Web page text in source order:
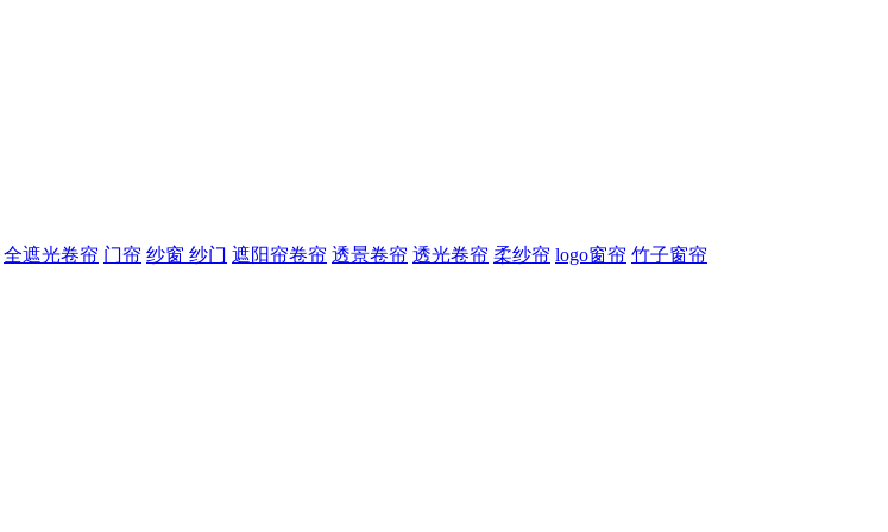
全遮光卷帘 门帘 纱窗 纱门 遮阳帘卷帘 透景卷帘 透光卷帘 柔纱帘 logo窗帘 竹子窗帘